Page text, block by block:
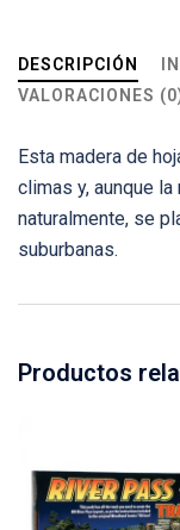
DESCRIPCIÓN
VALORACIONES
Esta madera de
climas y, aunque
naturalmente, se
suburbanas.
Productos